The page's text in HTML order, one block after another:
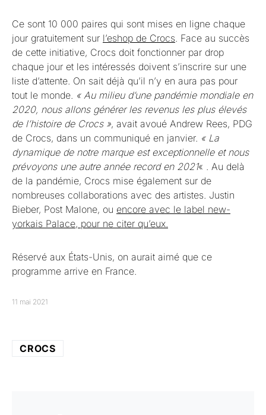
Ce sont 10 000 paires qui sont mises en ligne chaque
jour gratuitement sur l’eshop de Crocs. Face au succès
de cette initiative, Crocs doit fonctionner par drop
chaque jour et les intéressés doivent s’inscrire sur une
liste d’attente. On sait déjà qu’il n’y en aura pas pour
tout le monde. « Au milieu d’une pandémie mondiale en
2020, nous allons générer les revenus les plus élevés
de l’histoire de Crocs », avait avoué Andrew Rees, PDG
de Crocs, dans un communiqué en janvier. « La
dynamique de notre marque est exceptionnelle et nous
prévoyons une autre année record en 2021« . Au delà
de la pandémie, Crocs mise également sur de
nombreuses collaborations avec des artistes. Justin
Bieber, Post Malone, ou encore avec le label new-
yorkais Palace, pour ne citer qu’eux.
Réservé aux États-Unis, on aurait aimé que ce
programme arrive en France.
11 mai 2021
CROCS